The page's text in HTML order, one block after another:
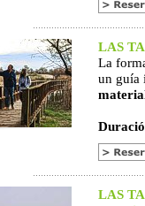
LAS
La
un guía
LAS